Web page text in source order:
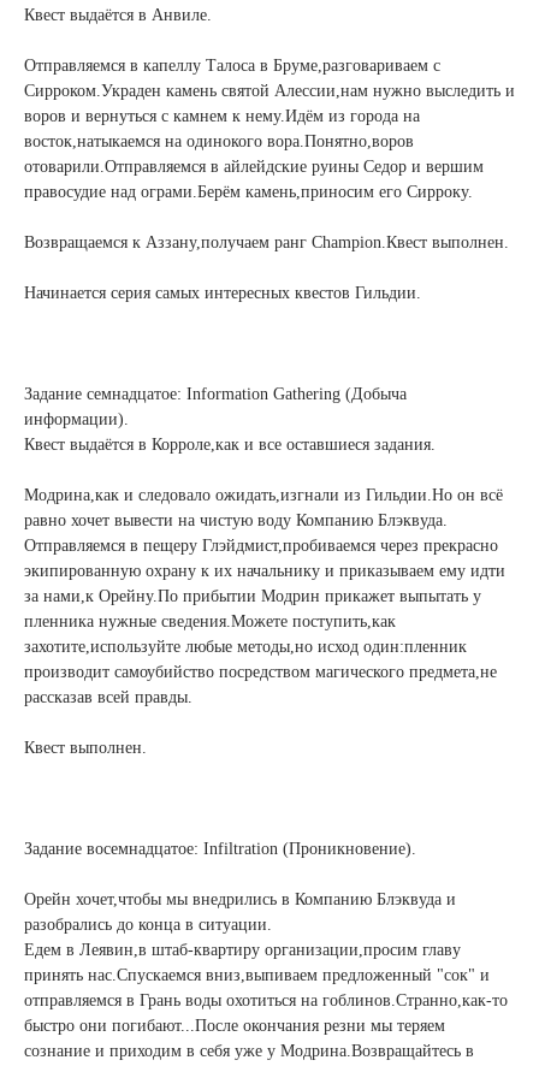
Квест выдаётся в Анвиле.
Отправляемся в капеллу Талоса в Бруме,разговариваем с
Сирроком.Украден камень святой Алессии,нам нужно выследить и
воров и вернуться с камнем к нему.Идём из города на
восток,натыкаемся на одинокого вора.Понятно,воров
отоварили.Отправляемся в айлейдские руины Седор и вершим
правосудие над ограми.Берём камень,приносим его Сирроку.
Возвращаемся к Аззану,получаем ранг Champion.Квест выполнен.
Начинается серия самых интересных квестов Гильдии.
Задание семнадцатое: Information Gathering (Добыча
информации).
Квест выдаётся в Корроле,как и все оставшиеся задания.
Модрина,как и следовало ожидать,изгнали из Гильдии.Но он всё
равно хочет вывести на чистую воду Компанию Блэквуда.
Отправляемся в пещеру Глэйдмист,пробиваемся через прекрасно
экипированную охрану к их начальнику и приказываем ему идти
за нами,к Орейну.По прибытии Модрин прикажет выпытать у
пленника нужные сведения.Можете поступить,как
захотите,используйте любые методы,но исход один:пленник
производит самоубийство посредством магического предмета,не
рассказав всей правды.
Квест выполнен.
Задание восемнадцатое: Infiltration (Проникновение).
Орейн хочет,чтобы мы внедрились в Компанию Блэквуда и
разобрались до конца в ситуации.
Едем в Леявин,в штаб-квартиру организации,просим главу
принять нас.Спускаемся вниз,выпиваем предложенный "сок" и
отправляемся в Грань воды охотиться на гоблинов.Странно,как-то
быстро они погибают...После окончания резни мы теряем
сознание и приходим в себя уже у Модрина.Возвращайтесь в